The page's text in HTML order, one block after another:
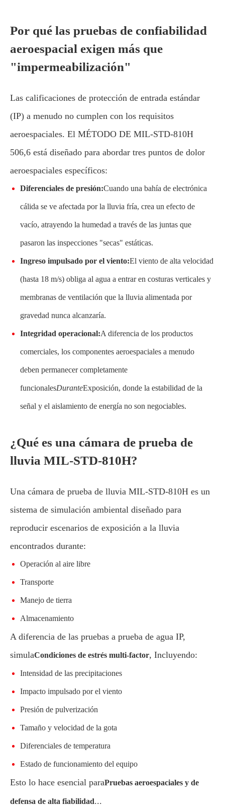
Por qué las pruebas de confiabilidad
aeroespacial exigen más que
"impermeabilización"
Las calificaciones de protección de entrada estándar
(IP) a menudo no cumplen con los requisitos
aeroespaciales. El MÉTODO DE MIL-STD-810H
506,6 está diseñado para abordar tres puntos de dolor
aeroespaciales específicos:
Diferenciales de presión:Cuando una bahía de electrónica
cálida se ve afectada por la lluvia fría, crea un efecto de
vacío, atrayendo la humedad a través de las juntas que
pasaron las inspecciones "secas" estáticas.
Ingreso impulsado por el viento:El viento de alta velocidad
(hasta 18 m/s) obliga al agua a entrar en costuras verticales y
membranas de ventilación que la lluvia alimentada por
gravedad nunca alcanzaría.
Integridad operacional:A diferencia de los productos
comerciales, los componentes aeroespaciales a menudo
deben permanecer completamente
funcionalesDuranteExposición, donde la estabilidad de la
señal y el aislamiento de energía no son negociables.
¿Qué es una cámara de prueba de
lluvia MIL-STD-810H?
Una cámara de prueba de lluvia MIL-STD-810H es un
sistema de simulación ambiental diseñado para
reproducir escenarios de exposición a la lluvia
encontrados durante:
Operación al aire libre
Transporte
Manejo de tierra
Almacenamiento
A diferencia de las pruebas a prueba de agua IP,
simulaCondiciones de estrés multi-factor, Incluyendo:
Intensidad de las precipitaciones
Impacto impulsado por el viento
Presión de pulverización
Tamaño y velocidad de la gota
Diferenciales de temperatura
Estado de funcionamiento del equipo
Esto lo hace esencial paraPruebas aeroespaciales y de
defensa de alta fiabilidad...